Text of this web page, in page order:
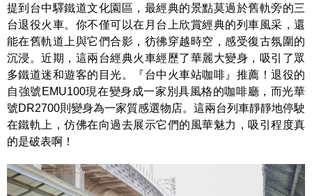
提到台中驛鐵道文化園區，最經典的景點莫過於舊軌旁的三
台退役火車。你不僅可以在月台上欣賞經典的列車風采，還
能在舊軌道上與它們合影，彷彿穿越時空，感受復古氛圍的
沉浸。近期，這兩台經典火車經歷了華麗大變身，吸引了眾
多鐵道迷和遊客的目光。『台中火車站咖啡』推薦！退役的
自強號EMU100現在變身成一家別具風格的咖啡廳，而光華
號DR2700則變身為一家質感選物店。這兩台列車靜靜地停駛
在鐵軌上，仿佛在向過去展示它們的風華魅力，吸引程度真
的是破表啊！